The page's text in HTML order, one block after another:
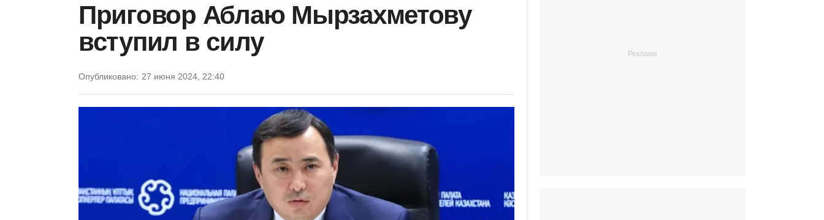
Приговор Аблаю Мырзахметову
вступил в силу
Опубликовано: 27 июня 2024, 22:40